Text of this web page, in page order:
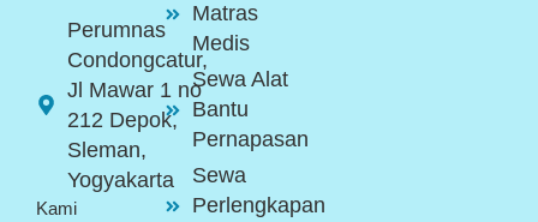
Perumnas
Condongcatur,
Jl Mawar 1 no
212 Depok,
Sleman,
Yogyakarta
Kami
Matras
Medis
Sewa Alat
Bantu
Pernapasan
Sewa
Perlengkapan